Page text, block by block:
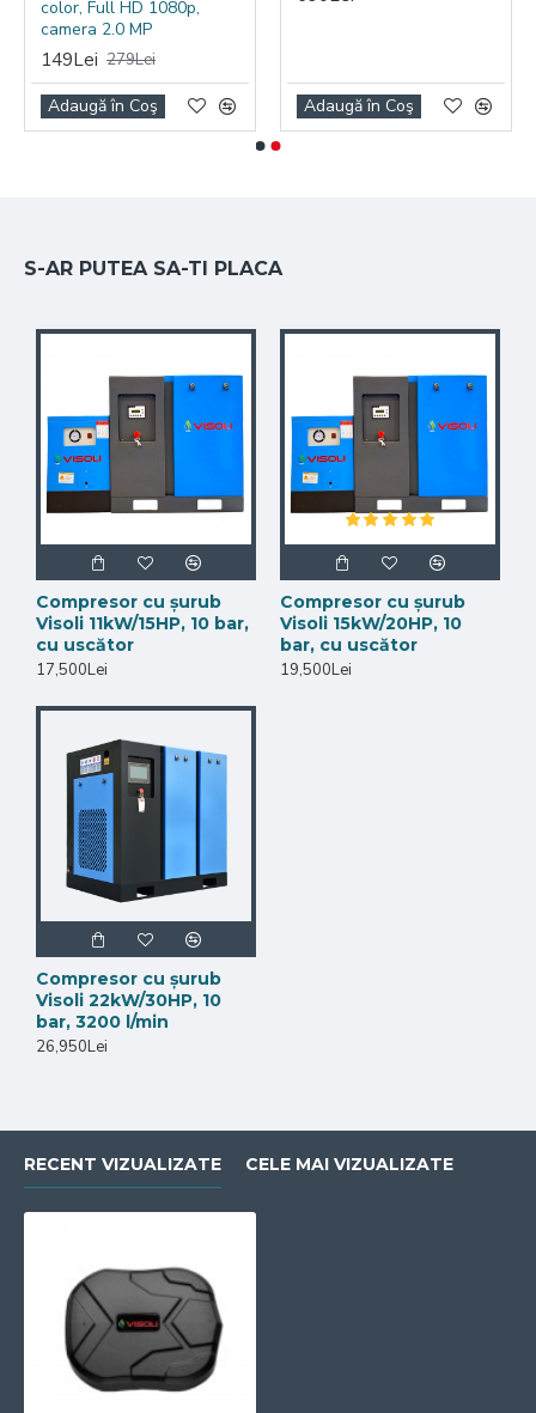
in orice moment
statusul vehicului
prin intermediul
platformei si a
De asemenea, il
puteti folosi pentru
bagaje, biciclete,
motociclete sau
chiar pentru a va
siguranta
color, Full HD 1080p,
camera 2.0 MP
149Lei 279Lei
Adaugă în Coş Adaugă în Coş
S-AR PUTEA SA-TI PLACA
Compresor cu șurub
Visoli 11kW/15HP, 10 bar,
cu uscător
17,500Lei
Compresor cu șurub
Visoli 15kW/20HP, 10
bar, cu uscător
19,500Lei
Compresor cu șurub
Visoli 22kW/30HP, 10
bar, 3200 l/min
26,950Lei
RECENT VIZUALIZATE CELE MAI VIZUALIZATE